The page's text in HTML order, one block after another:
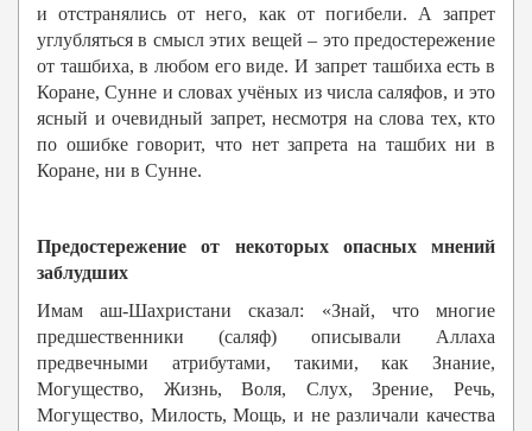
и отстранялись от него, как от погибели. А запрет
углубляться в смысл этих вещей – это предостережение
от ташбиха, в любом его виде. И запрет ташбиха есть в
Коране, Сунне и словах учёных из числа саляфов, и это
ясный и очевидный запрет, несмотря на слова тех, кто
по ошибке говорит, что нет запрета на ташбих ни в
Коране, ни в Сунне.
Предостережение от некоторых опасных мнений
заблудших
Имам аш-Шахристани сказал: «Знай, что многие
предшественники (саляф) описывали Аллаха
предвечными атрибутами, такими, как Знание,
Могущество, Жизнь, Воля, Слух, Зрение, Речь,
Могущество, Милость, Мощь, и не различали качества